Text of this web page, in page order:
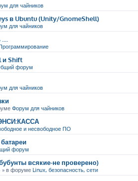
для чайников
в Ubuntu (Unity/GnomeShell)
для чайников
и Shift
форум
для чайников
Форум для чайников
и несвободное ПО
форум
всякие-не проверено)
» в форуме Linux, безопасность, сети